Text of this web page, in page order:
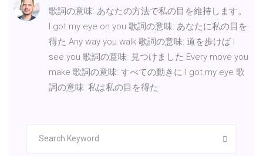
歌詞の意味: あなたの方法で私の目を維持します。
I got my eye on you 歌詞の意味: あなたに私の目を
得た Any way you walk 歌詞の意味: 道を歩けば I
see you 歌詞の意味: 見つけました Every move you
make 歌詞の意味: すべての動きに I got my eye 歌
詞の意味: 私は私の目を得た